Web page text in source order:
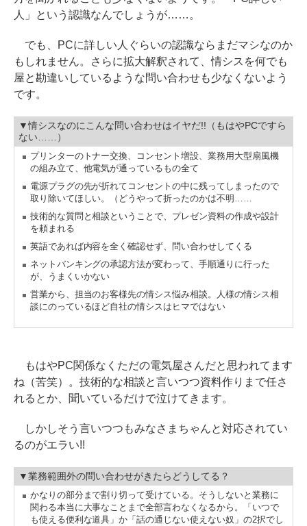
人」という認識なんでしょうが……。
でも、PCに詳しい人ぐらいの認識ならまだマシなのか
もしれません。さらに拡大解釈されて、情シスを何でも
屋と勘違いしているような問い合わせも少なくないよう
です。
▼情シスなのにこんな問い合わせはイヤだ!!（もはやPCですら
ない……）
プリンターのトナー交換、コンセント増設、業務用大型扇風機
の組み立て、他電気が通っているもの全て
電源プラグの先が折れてコンセントの中に残ってしまったので
取り除いてほしい。（どうやって折ったのかは不明……
技術的な質問と相談ということで、プレゼン資料の作成や設計
を頼まれる
英語であれば内容を全く確認せず、問い合わせしてくる
ネットバンキングの承認方法が変わって、手順通りに行った
が、うまくいかない
営業から、担当のお客様先の情シス悩み相談。人様の情シス相
談にのっているほど自社の情シスはヒマではない
もはやPC関係なくただの電気屋さんだと思われてます
ね（苦笑）。技術的な相談と言いつつ資料作りまで任さ
れるとか、聞いているだけで泣けてきます。
しかしそう言いつつもみなさまちゃんと対応されてい
るのがエラい!!
▼業務範囲外の問い合わせがきたらどうしてる？
かなりの部分まで割り切って受けている。そうしないと業務に
関わる本当に大事なことまで全部言わなくなるから。「いつで
も使える便利な道具」か「話の通じない使えない奴」の2択でし